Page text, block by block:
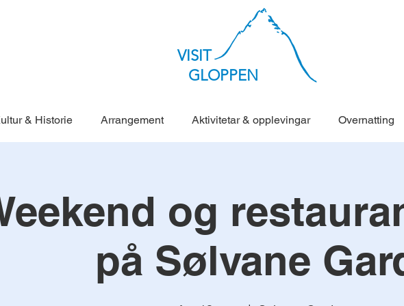
VISIT
GLOPPEN
& Historie Arrangement Aktivitetar & opplevingar Overnatting
og
på Sølvane